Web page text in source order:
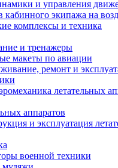
и управления
кабинного экипажа на
комплексы и техника
и тренажеры
макеты по авиации
ремонт и
летательных
аппаратов
и эксплуатация
военной техники